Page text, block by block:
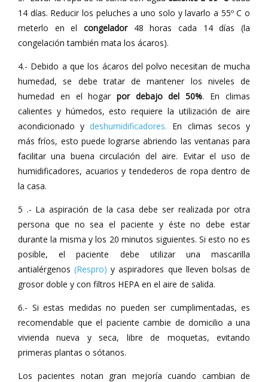
14 días. Reducir los peluches a uno solo y lavarlo a 55º C o
meterlo en el congelador48 horas cada 14 días (la
congelación también mata los ácaros).
4.- Debido a que los ácaros del polvo necesitan de mucha
humedad, se debe tratar de mantener los niveles de
humedad en el hogar por debajo del 50%. En climas
calientes y húmedos, esto requiere la utilización de aire
acondicionado y deshumidificadores. En climas secos y
más fríos, esto puede lograrse abriendo las ventanas para
facilitar una buena circulación del aire. Evitar el uso de
humidificadores, acuarios y tendederos de ropa dentro de
la casa.
5 .- La aspiración de la casa debe ser realizada por otra
persona que no sea el paciente y éste no debe estar
durante la misma y los 20 minutos siguientes. Si esto no es
posible, el paciente debe utilizar una mascarilla
antialérgenos (Respro) y aspiradores que lleven bolsas de
grosor doble y con filtros HEPA en el aire de salida.
6.- Si estas medidas no pueden ser cumplimentadas, es
recomendable que el paciente cambie de domicilio a una
vivienda nueva y seca, libre de moquetas, evitando
primeras plantas o sótanos.
Los pacientes notan gran mejoría cuando cambian de